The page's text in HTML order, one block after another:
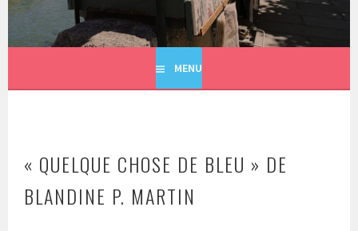
MENU
« QUELQUE CHOSE DE BLEU » DE
BLANDINE P. MARTIN